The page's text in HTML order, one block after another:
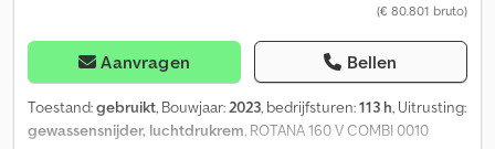
(€ 80.801 bruto)
Aanvragen Bellen
Toestand:gebruikt, Bouwjaar:2023, bedrijfsturen:113 h, Uitrusting:
gewassensnijder, luchtdrukrem, ROTANA 160 V COMBI 0010